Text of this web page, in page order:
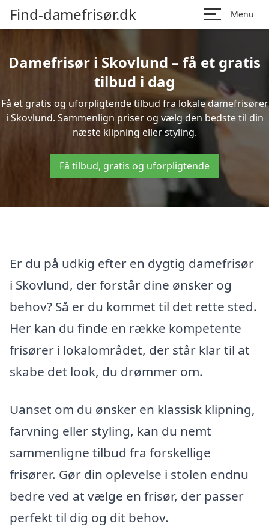
Find-damefrisør.dk Menu
Damefrisør i Skovlund – få et gratis
tilbud i dag
Få et gratis og uforpligtende tilbud fra lokale damefrisører
i Skovlund. Sammenlign priser og vælg den bedste til din
næste klipning eller styling.
Få tilbud, gratis og uforpligtende
Er du på udkig efter en dygtig damefrisør
i Skovlund, der forstår dine ønsker og
behov? Så er du kommet til det rette sted.
Her kan du finde en række kompetente
frisører i lokalområdet, der står klar til at
skabe det look, du drømmer om.
Uanset om du ønsker en klassisk klipning,
farvning eller styling, kan du nemt
sammenligne tilbud fra forskellige
frisører. Gør din oplevelse i stolen endnu
bedre ved at vælge en frisør, der passer
perfekt til dig og dit behov.